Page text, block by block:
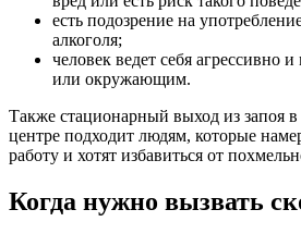
есть подозрение на
алкоголя;
человек ведет себя агрессивно
или окружающим.
Также стационарный выход из запоя в
центре подходит людям, которые
работу и хотят избавиться от
Когда нужно вызвать